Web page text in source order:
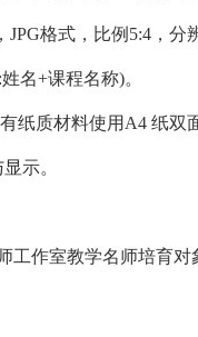
格式，比例5:4，分
名+课程名称)。
质材料使用A4 纸双
示。
工作室教学名师培育对